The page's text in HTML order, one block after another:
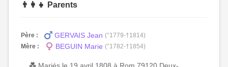
👨‍👩‍👧 Parents
Père : GERVAIS Jean (°1779-†1814)
Mère :
BEGUIN Marie (°1782-†1854)